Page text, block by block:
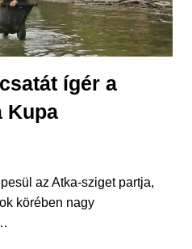
ígér a
Kupa
az Atka-sziget partja,
körében nagy